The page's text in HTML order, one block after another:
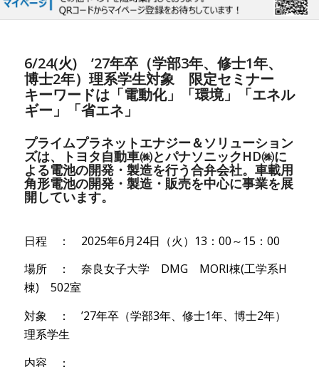
6/24(火) ’27年卒（学部3年、修士1年、
博士2年）理系学生対象 限定セミナー
キーワードは「電動化」「環境」「エネル
ギー」「省エネ」
プライムプラネットエナジー＆ソリューション
ズは、トヨタ自動車㈱とパナソニックHD㈱に
よる電池の開発・製造を行う合弁会社。車載用
角形電池の開発・製造・販売を中心に事業を展
開しています。
日程 ： 2025年6月24日（火）13：00～15：00
場所 ： 奈良女子大学 DMG MORI棟(工学系H
棟) 502室
対象 ： ’27年卒（学部3年、修士1年、博士2年）
理系学生
内容 ：